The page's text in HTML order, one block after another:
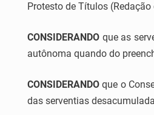
Protesto de Títulos
CONSIDERANDO que as
autônoma quando do
CONSIDERANDOque o
das serventias